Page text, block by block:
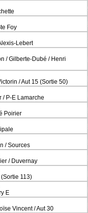
Foy
Lebert
/ Gilberte-Dubé / Henri
/ Aut 15 (Sortie 50)
/ P-E Lamarche
Poirier
/ Sources
/ Duvernay
113)
E
Vincent / Aut 30